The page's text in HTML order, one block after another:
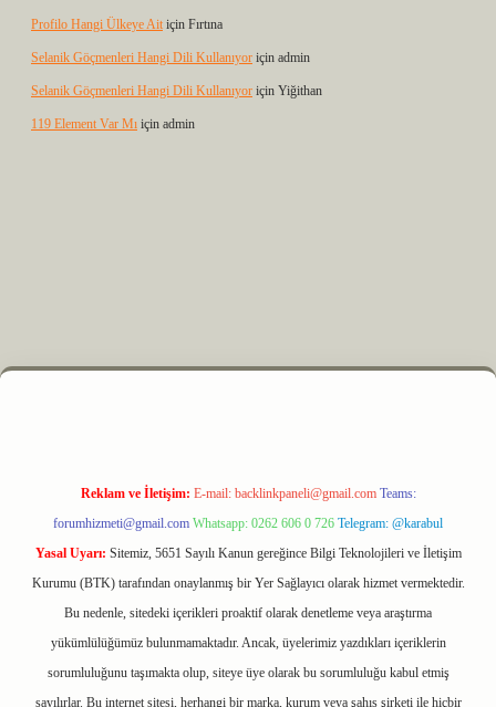
Profilo Hangi Ülkeye Ait için Fırtına
Selanik Göçmenleri Hangi Dili Kullanıyor için admin
Selanik Göçmenleri Hangi Dili Kullanıyor için Yiğithan
119 Element Var Mı için admin
m elexbet
Reklam ve İletişim: E-mail: backlinkpaneli@gmail.com Teams:
forumhizmeti@gmail.com Whatsapp: 0262 606 0 726 Telegram: @karabul
Yasal Uyarı: Sitemiz, 5651 Sayılı Kanun gereğince Bilgi Teknolojileri ve İletişim
Kurumu (BTK) tarafından onaylanmış bir Yer Sağlayıcı olarak hizmet vermektedir.
Bu nedenle, sitedeki içerikleri proaktif olarak denetleme veya araştırma
yükümlülüğümüz bulunmamaktadır. Ancak, üyelerimiz yazdıkları içeriklerin
sorumluluğunu taşımakta olup, siteye üye olarak bu sorumluluğu kabul etmiş
sayılırlar. Bu internet sitesi, herhangi bir marka, kurum veya şahıs şirketi ile hiçbir